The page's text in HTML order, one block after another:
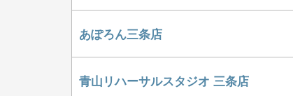
あぽろん三条店
青山リハーサルスタジオ 三条店